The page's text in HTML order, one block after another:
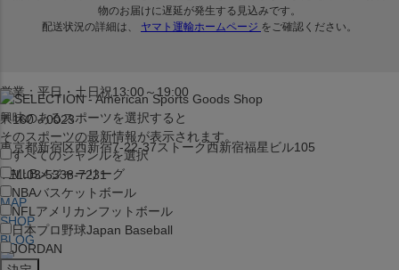
営業：平日・土日祝13:00～19:00
〒160－0023
東京都新宿区西新宿7-22-37ストーク西新宿福星ビル105
TEL:03-5338-7231
MAP
SHOP
BLOG
興味のあるスポーツを選択すると
そのスポーツの最新情報が表示されます。
すべてのジャンルを選択
MLBメジャーリーグ
NBAバスケットボール
NFL アメリカンフットボール
日本プロ野球Japan Baseball
JORDAN